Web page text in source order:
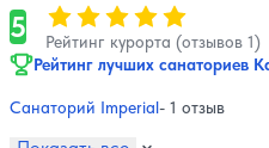
5 Оценка, количество звезд:
Рейтинг курорта (отзывов 1)
Рейтинг лучших санаториев
Санаторий Imperial- 1 отзыв